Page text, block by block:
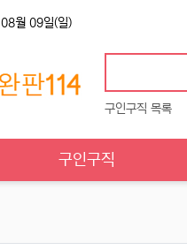
08월 09일(일)
구인구직 목록
구인구직